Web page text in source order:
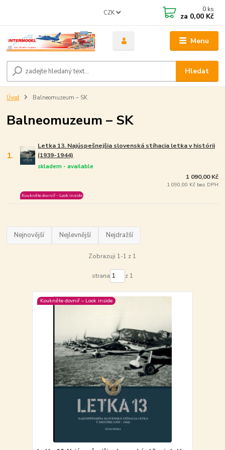
Menu
CZK
Hledat
0 ks
za 0,00 Kč
Úvod Balneomuzeum – SK
Balneomuzeum – SK
1.
Letka 13. Najúspešnejšia slovenská stíhacia letka v histórii
(1939-1944)
skladem - available
Koukněte dovniř – Look inside
1 090,00 Kč
1 090,00 Kč bez DPH
Nejnovější Nejlevnější Nejdražší
Zobrazuji 1-1 z 1
strana z 1
Koukněte dovniř – Look inside